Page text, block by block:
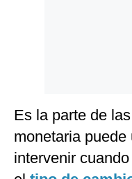
Es la parte de
monetaria
intervenir